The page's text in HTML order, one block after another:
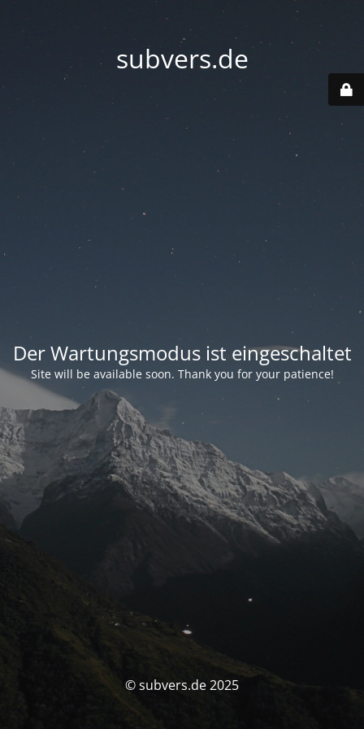
subvers.de
Der Wartungsmodus ist eingeschaltet
Site will be available soon. Thank you for your patience!
© subvers.de 2025